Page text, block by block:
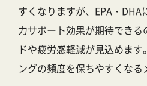
すくなりますが、EPA・
力サポート効果が期待でき
ドや疲労感軽減が見込めま
ングの頻度を保ちやすくなる